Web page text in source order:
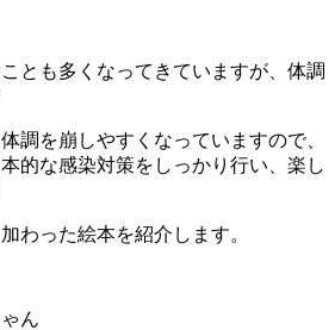
とも多くなってきていますが、体調
調を崩しやすくなっていますので、
的な感染対策をしっかり行い、楽し
わった絵本を紹介します。
ん